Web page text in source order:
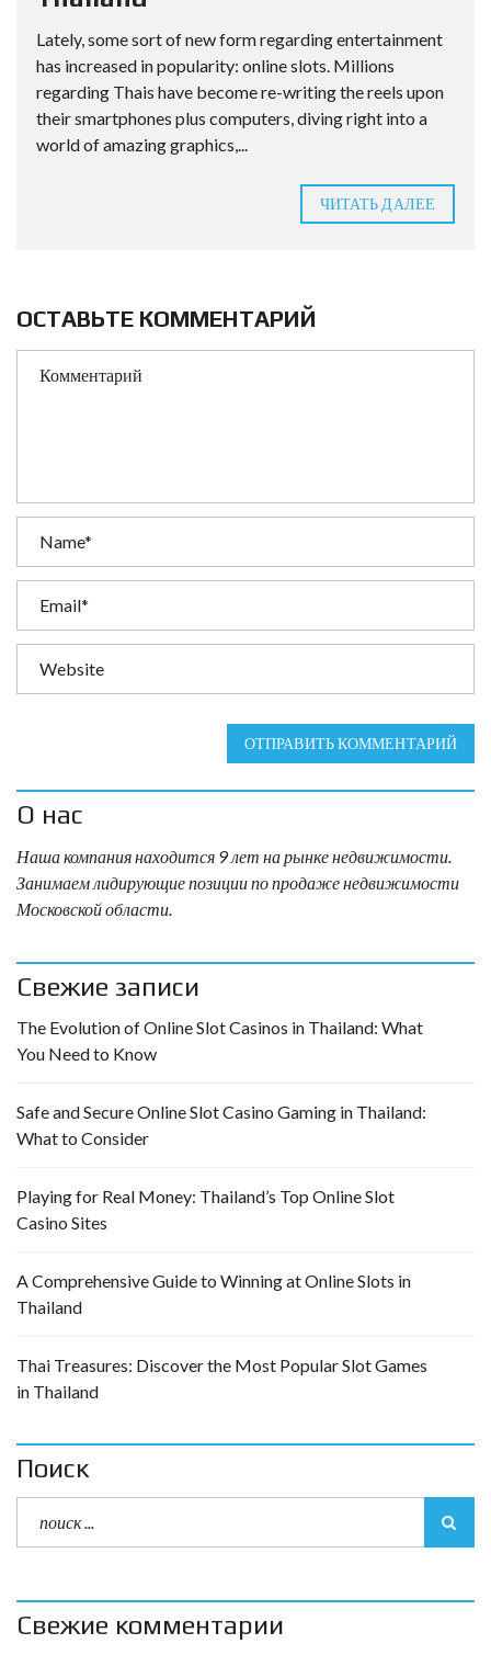
Lately, some sort of new form regarding entertainment
has increased in popularity: online slots. Millions
regarding Thais have become re-writing the reels upon
their smartphones plus computers, diving right into a
world of amazing graphics,...
ЧИТАТЬ ДАЛЕЕ
ОСТАВЬТЕ КОММЕНТАРИЙ
ОТПРАВИТЬ КОММЕНТАРИЙ
О нас
Наша компания находится 9 лет на рынке недвижимости.
Занимаем лидирующие позиции по продаже недвижимости
Московской области.
Свежие записи
The Evolution of Online Slot Casinos in Thailand: What
You Need to Know
Safe and Secure Online Slot Casino Gaming in Thailand:
What to Consider
Playing for Real Money: Thailand’s Top Online Slot
Casino Sites
A Comprehensive Guide to Winning at Online Slots in
Thailand
Thai Treasures: Discover the Most Popular Slot Games
in Thailand
Поиск
Свежие комментарии